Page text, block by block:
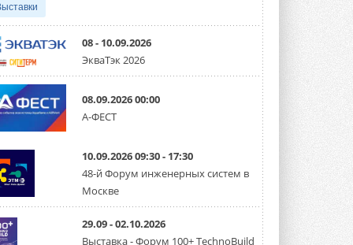
работающую на хладагенте R1234ze ...
Mitsubishi расширяет
направление систем
Mitsubishi Electric создаёт в США новую
компанию MEHITS US Inc. ...
США запретили использование
иностранных инверторов
28 июля 2026 года Федеральная
комиссия по связи США (FCC) обновила
свой специальный перечень Covered ...
31 ИЮЛЯ 2026
08 - 10.09.2026
ЭкваТэк 2026
08.09.2026 00:00
А-ФЕСТ
10.09.2026 09:30 - 17:30
48-й Форум инженерных систем в
Москве
29.09 - 02.10.2026
Выставка - Форум 100+ TechnoBuild